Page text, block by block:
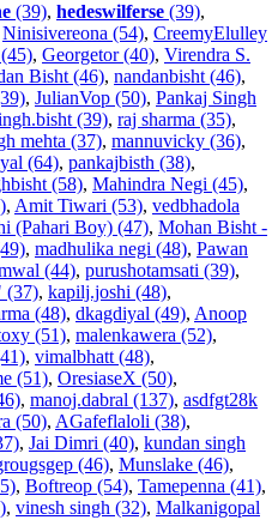
(39), hedeswilferse (39),
Ninisivereona (54), CreemyElulley
, Georgetor (40), Virendra S.
Bisht (46), nandanbisht (46),
, JulianVop (50), Pankaj Singh
(39), raj sharma (35),
mehta (37), mannuvicky (36),
(64), pankajbisth (38),
(58), Mahindra Negi (45),
, Amit Tiwari (53), vedbhadola
(Pahari Boy) (47), Mohan Bisht -
, madhulika negi (48), Pawan
(44), purushotamsati (39),
(37), kapilj.joshi (48),
(48), dkagdiyal (49), Anoop
(51), malenkawera (52),
, vimalbhatt (48),
(51), OresiaseX (50),
, manoj.dabral (137), asdfgt28k
(50), AGafeflaloli (38),
, Jai Dimri (40), kundan singh
(46), Munslake (46),
, Boftreop (54), Tamepenna (41),
, vinesh singh (32), Malkanigopal